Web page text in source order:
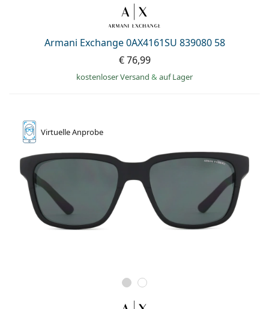
Armani Exchange 0AX4161SU 839080 58
€ 76,99
kostenloser Versand & auf Lager
VirtuelleAnprobe